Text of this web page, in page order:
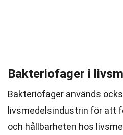
Bakteriofager i
Bakteriofager används
livsmedelsindustrin för att
och hållbarheten hos